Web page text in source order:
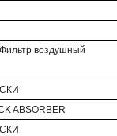
воздушный
ABSORBER